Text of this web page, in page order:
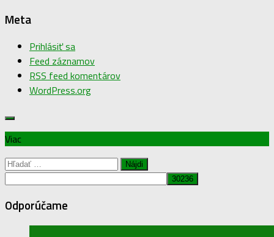
Meta
Prihlásiť sa
Feed záznamov
RSS feed komentárov
WordPress.org
Viac
Hľadať:
Odporúčame